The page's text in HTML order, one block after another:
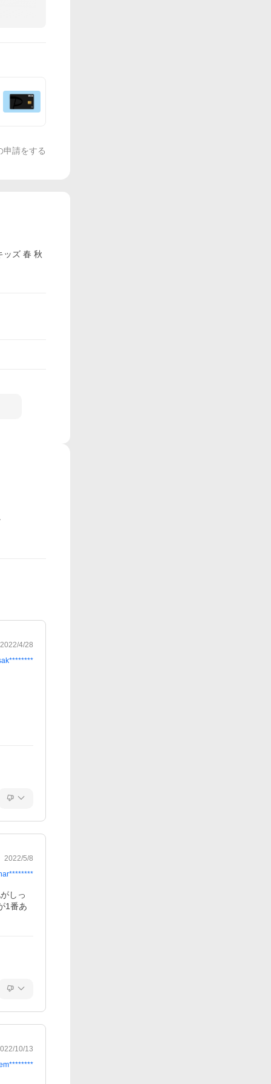
申請をする
ッズ 春 秋
2022/4/28
2022/5/8
しっ
1番あ
10/13